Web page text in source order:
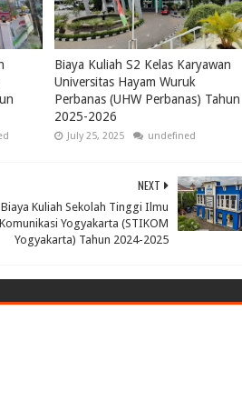
Biaya Kuliah S2 Kelas Karyawan
Universitas Hayam Wuruk
Perbanas (UHW Perbanas) Tahun
2025-2026
July 25, 2025 undefined
NEXT
Biaya Kuliah Sekolah Tinggi Ilmu
Komunikasi Yogyakarta (STIKOM
Yogyakarta) Tahun 2024-2025